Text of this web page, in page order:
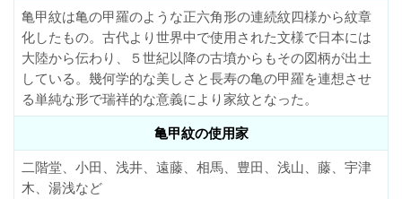
亀甲紋は亀の甲羅のような正六角形の連続紋四様から紋章
化したもの。古代より世界中で使用された文様で日本には
大陸から伝わり、５世紀以降の古墳からもその図柄が出土
している。幾何学的な美しさと長寿の亀の甲羅を連想させ
る単純な形で瑞祥的な意義により家紋となった。
亀甲紋の使用家
二階堂、小田、浅井、遠藤、相馬、豊田、浅山、藤、宇津
木、湯浅など